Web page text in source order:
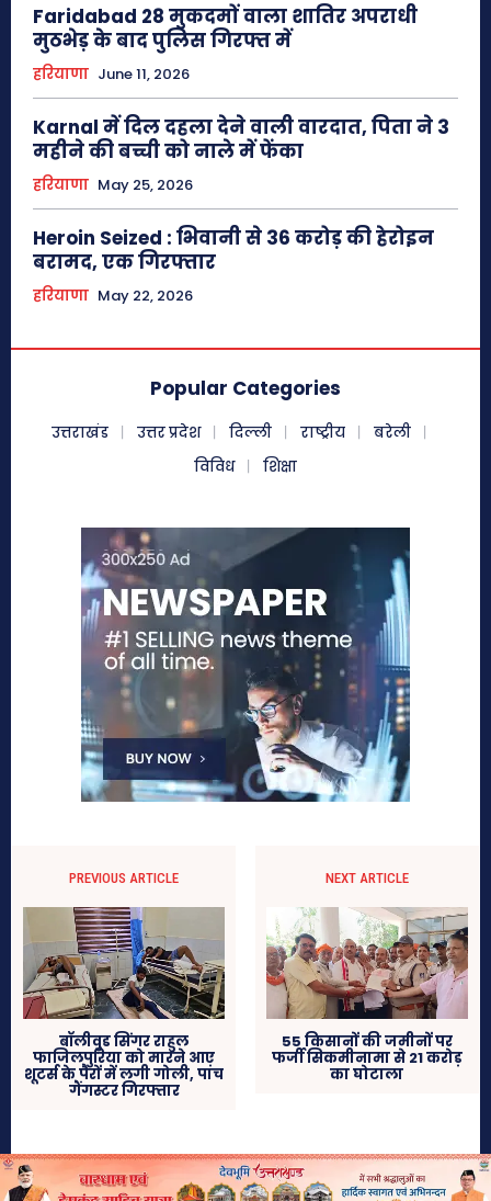
Faridabad 28 मुकदमों वाला शातिर अपराधी
मुठभेड़ के बाद पुलिस गिरफ्त में
हरियाणा June 11, 2026
Karnal में दिल दहला देने वाली वारदात, पिता ने 3
महीने की बच्ची को नाले में फेंका
हरियाणा May 25, 2026
Heroin Seized : भिवानी से 36 करोड़ की हेरोइन
बरामद, एक गिरफ्तार
हरियाणा May 22, 2026
Popular Categories
उत्तराखंड उत्तर प्रदेश दिल्ली राष्ट्रीय
बरेली
विविध
शिक्षा
PREVIOUS ARTICLE
बॉलीवुड सिंगर राहुल
फाजिलपुरिया को मारने आए
शूटर्स के पैरों में लगी गोली, पांच
गैंगस्टर गिरफ्तार
NEXT ARTICLE
55 किसानों की जमीनों पर
फर्जी सिकमीनामा से 21 करोड़
का घोटाला